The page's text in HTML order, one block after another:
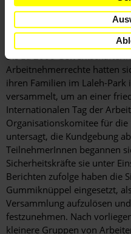
Sachlage
Bis zu 2000
Arbeitnehmerrechte hatten
ihren Familien im Laleh-Park
versammelt, um an einer
Internationalen Tag der
Organisationskomitee für
untersagt, die Kundgebung
TeilnehmerInnen begannen
Sicherheitskräfte sie unter
Berichten zufolge haben die
Gummiknüppel eingesetzt,
Versammlung aufzulösen
festzunehmen. Nach
kleinere Gruppen von